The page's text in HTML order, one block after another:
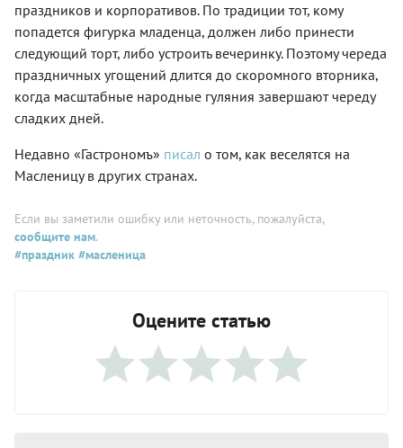
праздников и корпоративов. По традиции тот, кому
попадется фигурка младенца, должен либо принести
следующий торт, либо устроить вечеринку. Поэтому череда
праздничных угощений длится до скоромного вторника,
когда масштабные народные гуляния завершают череду
сладких дней.
Недавно «Гастрономъ» писал о том, как веселятся на
Масленицу в других странах.
Если вы заметили ошибку или неточность, пожалуйста,
сообщите нам.
#праздник #масленица
Оцените статью